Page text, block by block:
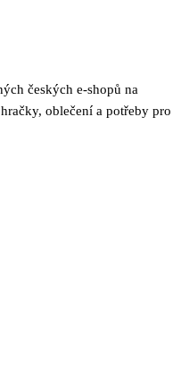
českých e-shopů na
oblečení a potřeby pro